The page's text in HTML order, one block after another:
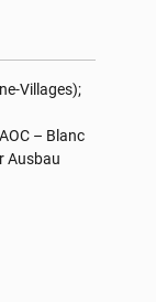
Villages);
– Blanc
Ausbau